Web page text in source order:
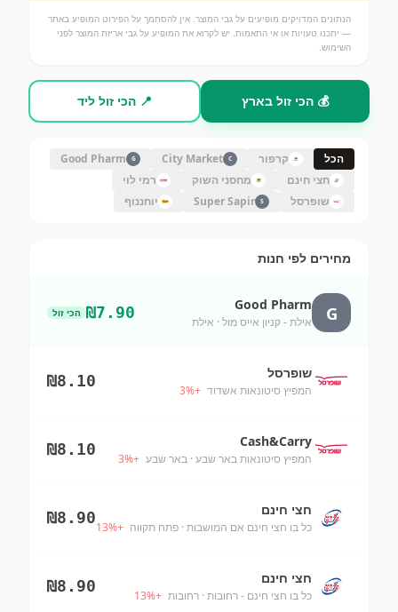
הנתונים המדויקים מופיעים על גבי המוצר. אין להסתמך על הפירוט המופיע באתר
— יתכנו טעויות או אי התאמות. יש לקרוא את המופיע על גבי אריזת המוצר לפני
השימוש.
💰 הכי זול בארץ 📍 הכי זול ליד
הכל קרפור C
City Market
G
Good Pharm
חצי חינם
מחסני השוק
רמי לוי
שופרסל
S
Super Sapir יוחננוף
מחירים לפי חנות
G
Good Pharm
אילת - קניון אייס מול · אילת
₪7.90 הכי זול
שופרסל
המפיץ סיטונאות אשדוד +
3%
₪8.10
Cash&Carry
המפיץ סיטונאות באר שבע · באר שבע +
3%
₪8.10
חצי חינם
כל בו חצי חינם אם המושבות · פתח תקווה +
13%
₪8.90
חצי חינם
כל בו חצי חינם - רחובות · רחובות +
13%
₪8.90